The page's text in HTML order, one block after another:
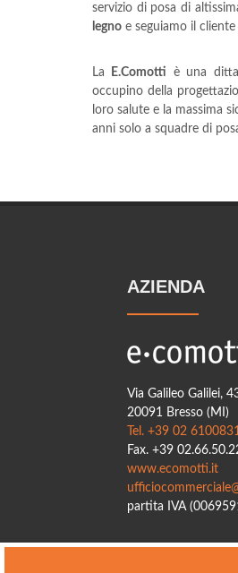
servizio di posa di
legno e seguiamo il
La E.Comotti è una
occupino della
loro salute e la massima
anni solo a squadre di
AZIENDA
Via Galileo Galilei,
20091 Bresso (MI)
Tel. +39 02 6100831
Fax. +39
www.ecomotti.it
partita IVA